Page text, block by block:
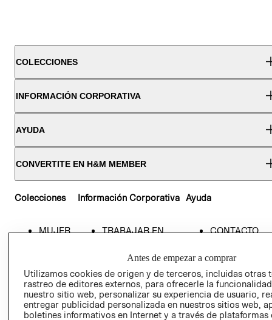
COLECCIONES
INFORMACIÓN CORPORATIVA
AYUDA
CONVERTITE EN H&M MEMBER
Colecciones
MUJER
HOME
Información Corporativa
TRABAJAR EN
ACERCA DEL
GRUPO H&M
RESPONSABILIDAD
SOCIAL
Ayuda
CONTACTO
CLIENTE
MI CUENTA
NUESTRAS
TIENDAS
Antes de empezar a comprar
Utilizamos cookies de origen y de terceros, incluidas otras
rastreo de editores externos, para ofrecerle la
nuestro sitio web, personalizar su experiencia de usuario,
entregar publicidad personalizada en nuestros sitios web,
boletines informativos en Internet y a través de plataformas